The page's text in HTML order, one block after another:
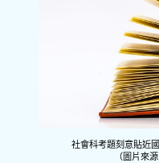
社會科考題刻意貼近
（圖片來源